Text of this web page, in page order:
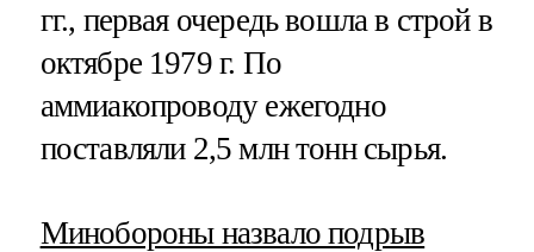
гг., первая очередь вошла в строй в
октябре 1979 г​​​. По
аммиакопроводу ежегодно
поставляли 2,5 млн тонн сырья.
Минобороны назвало подрыв